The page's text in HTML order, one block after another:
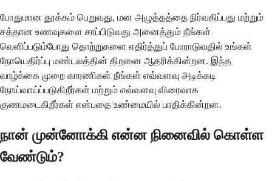
போதுமான தூக்கம் பெறுவது, மன அழுத்தத்தை நிர்வகிப்பது மற்றும்
சத்தான உணவுகளை சாப்பிடுவது அனைத்தும் நீங்கள்
வெளிப்படும்போது தொற்றுகளை எதிர்த்துப் போராடுவதில் உங்கள்
நோயெதிர்ப்பு மண்டலத்தின் திறனை ஆதரிக்கின்றன. இந்த
வாழ்க்கை முறை காரணிகள் நீங்கள் எவ்வளவு அடிக்கடி
நோய்வாய்ப்படுகிறீர்கள் மற்றும் எவ்வளவு விரைவாக
குணமடைகிறீர்கள் என்பதை உண்மையில் பாதிக்கின்றன.
நான் முன்னோக்கி என்ன நினைவில் கொள்ள
வேண்டும்?